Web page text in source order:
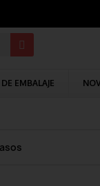
DE EMBALAJE